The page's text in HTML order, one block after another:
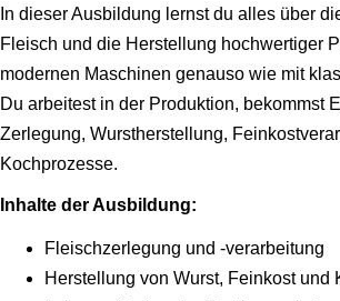
In dieser Ausbildung lernst du alles über
Fleisch und die Herstellung hochwertiger
modernen Maschinen genauso wie mit
Du arbeitest in der Produktion, bekommst
Zerlegung, Wurstherstellung,
Kochprozesse.
Inhalte der Ausbildung:
Fleischzerlegung und -verarbeitung
Herstellung von Wurst, Feinkost und